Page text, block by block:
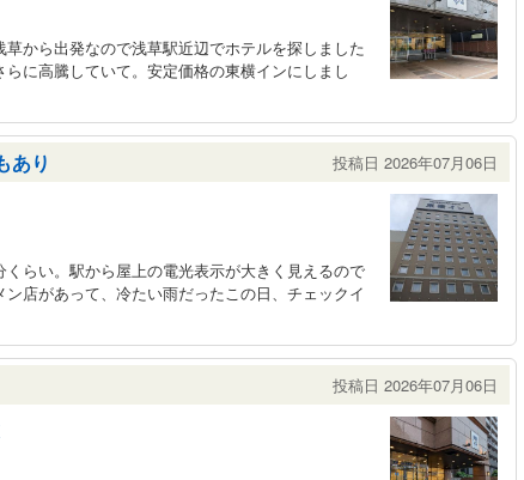
から出発なので浅草駅近辺でホテルを探しました
に高騰していて。安定価格の東横インにしまし
あり 投稿日 2026年07月06日
くらい。駅から屋上の電光表示が大きく見えるので
店があって、冷たい雨だったこの日、チェックイ
投稿日 2026年07月06日